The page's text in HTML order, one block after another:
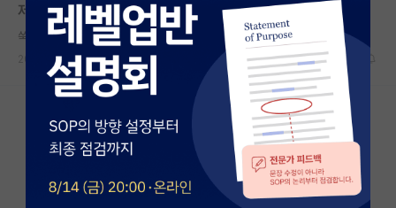
국내대학원 정보
연구실&오픈랩
커뮤니티
커뮤니티 홈
전체글보기
베스트 게시판
제 상황에 조언 부탁드립니다.
쑥스러운 임마누엘 칸트
2023.08.24 10 1699